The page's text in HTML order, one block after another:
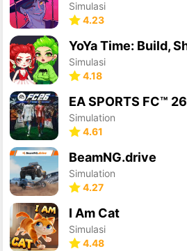
Simulasi
4.23
Simulasi
4.18
EA SPORTS FC™ 26
Simulation
4.61
BeamNG.drive
Simulation
4.27
I Am Cat
Simulasi
4.48